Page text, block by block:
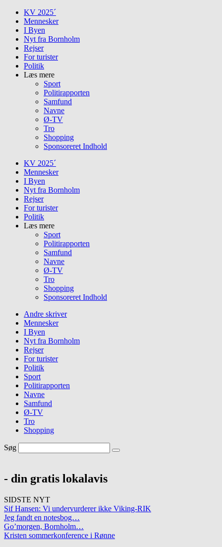
Skip
content
KV 2025´
Mennesker
I Byen
Nyt fra Bornholm
Rejser
For turister
Politik
Læs mere
Sport
Politirapporten
Samfund
Navne
Ø-TV
Tro
Shopping
Sponsoreret Indhold
KV 2025´
Mennesker
I Byen
Nyt fra Bornholm
Rejser
For turister
Politik
Læs mere
Sport
Politirapporten
Samfund
Navne
Ø-TV
Tro
Shopping
Sponsoreret Indhold
Andre skriver
Mennesker
I Byen
Nyt fra Bornholm
Rejser
For turister
Politik
Sport
Politirapporten
Navne
Samfund
Ø-TV
Tro
Shopping
Søg
- din gratis lokalavis
SIDSTE NYT
Sif Hansen: Vi undervurderer ikke Viking-RIK
Jeg fandt en notesbog…
Go’morgen, Bornholm…
Kristen sommerkonference i Rønne